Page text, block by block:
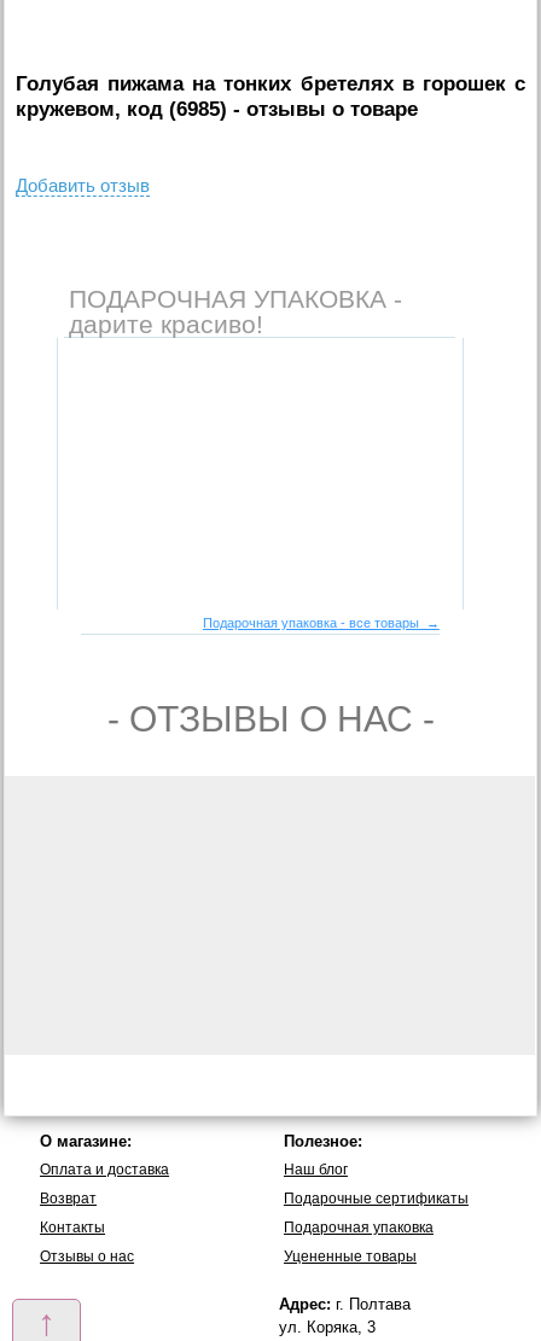
Голубая пижама на тонких бретелях в горошек с
кружевом, код (6985) - отзывы о товаре
Добавить отзыв
ПОДАРОЧНАЯ УПАКОВКА -
дарите красиво!
Подарочная упаковка - все товары →
- ОТЗЫВЫ О НАС -
↑
О магазине:
Оплата и доставка
Возврат
Контакты
Отзывы о нас
Полезное:
Наш блог
Подарочные сертификаты
Подарочная упаковка
Уцененные товары
Адрес: г. Полтава
ул. Коряка, 3